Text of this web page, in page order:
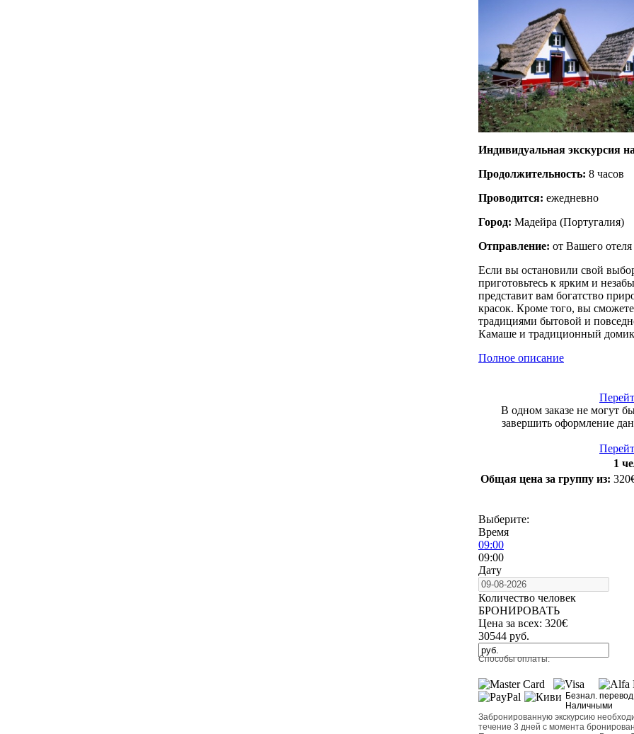
Индивидуальная экскурсия
Продолжительность: 8 часов
Проводится: ежедневно
Город: Мадейра (Португалия)
Отправление: от Вашего отеля
Если вы остановили свой
приготовьтесь к ярким и
представит вам богатство
красок. Кроме того, вы
традициями бытовой и
Камаше и традиционный
Полное описание
В одном заказе не могут
завершить оформление
1
Общая цена за группу из:
Выберите:
Время
09:00
09:00
Дату
Количество человек
БРОНИРОВАТЬ
Цена за всех: 320€
30544 руб.
Способы оплаты:
Безнал.
Наличными
Забронированную экскурсию
течение 3 дней с момента